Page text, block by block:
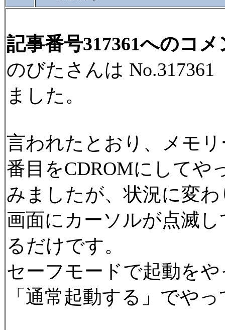
記事番号317361へのコメ
のびたさんは
ました。
言われたとおり、メモ
番目をCDROMにしてや
みましたが、状況に変
画面にカーソルが点滅し
るだけです。
セーフモードで起動を
「通常起動する」でや